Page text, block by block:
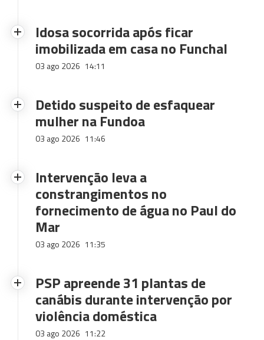
Idosa socorrida após ficar
imobilizada em casa no Funchal
03 ago 2026 14:11
Detido suspeito de esfaquear
mulher na Fundoa
03 ago 2026 11:46
Intervenção leva a
constrangimentos no
fornecimento de água no Paul do
Mar
03 ago 2026 11:35
PSP apreende 31 plantas de
canábis durante intervenção por
violência doméstica
03 ago 2026 11:22